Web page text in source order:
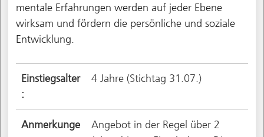
mentale Erfahrungen werden auf jeder Ebene
wirksam und fördern die persönliche und soziale
Entwicklung.
Einstiegsalter
:
4 Jahre (Stichtag 31.07.)
Anmerkunge
Angebot in der Regel über 2